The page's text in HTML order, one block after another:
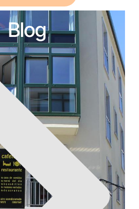
Blog